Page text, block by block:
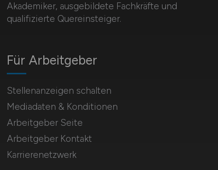
Akademiker, ausgebildete Fachkräfte und
qualifizierte Quereinsteiger.
Für Arbeitgeber
Stellenanzeigen schalten
Mediadaten & Konditionen
Arbeitgeber Seite
Arbeitgeber Kontakt
Karrierenetzwerk